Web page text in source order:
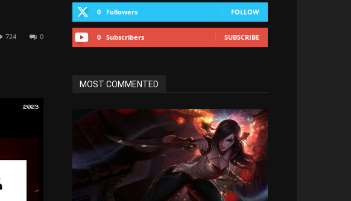
0
724
0 Followers FOLLOW
0 Subscribers SUBSCRIBE
MOST COMMENTED